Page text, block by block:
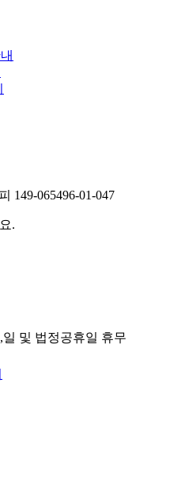
149-065496-01-047
.
일 및 법정공휴일 휴무